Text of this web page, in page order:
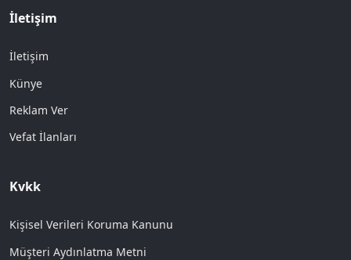
İletişim
İletişim
Künye
Reklam Ver
Vefat İlanları
Kvkk
Kişisel Verileri Koruma Kanunu
Müşteri Aydınlatma Metni